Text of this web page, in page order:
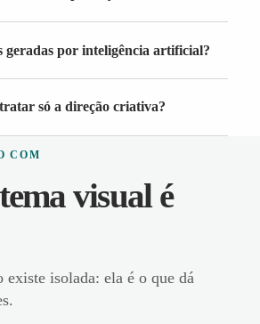
geradas por inteligência artificial?
só a direção criativa?
COM
visual é
isolada: ela é o que dá